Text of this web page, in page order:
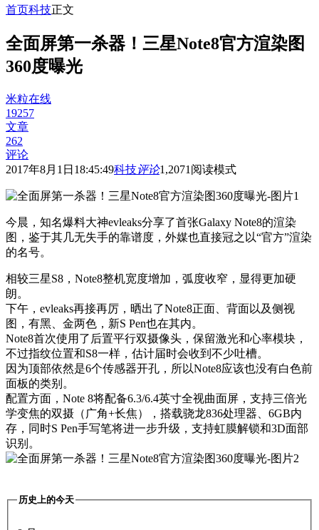
首页科技正文
全面屏第一杀器！三星Note8官方渲染图
360度曝光
米粒在线
19257
文章
262
评论
2017年8月1日18:45:49科技评论1,2071 阅读模式
今晨，知名爆料大神evleaks分享了首张Galaxy Note8的渲染
图，鉴于其几无失手的靠谱度，外媒也直接冠之以“官方”渲染
的名号。
相较三星S8，Note8整机宽度增加，弧度收窄，显得更加硬
朗。
下午，evleaks再接再厉，晒出了Note8正面、背面以及侧视
图，有黑、金两色，新S Pen也在其内。
Note8首次使用了后置平行双摄像头，保留激光和心率模块，
不过指纹位置和S8一样，估计届时会收到不少吐槽。
因为顶部依然是6个传感器开孔，所以Note8应该也没有白色前
面板的类别。
配置方面，Note 8将配备6.3/6.4英寸全视曲面屏，支持三倍光
学变焦的双摄（广角+长焦），搭载骁龙836处理器、6GB内
存，同时S Pen手写笔将进一步升级，支持虹膜解锁和3D面部
识别。
历史上的今天